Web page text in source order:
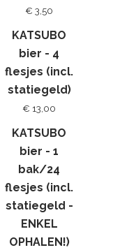
€ 3,50
KATSUBO
bier - 4
flesjes (incl.
statiegeld)
€ 13,00
KATSUBO
bier - 1
bak/24
flesjes (incl.
statiegeld -
ENKEL
OPHALEN!)